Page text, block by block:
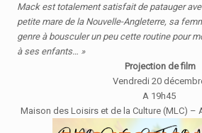
Mack est totalement satisfait de patauger
petite mare de la Nouvelle-Angleterre, sa
genre à bousculer un peu cette routine pour
à ses enfants… »
Projection de film
Vendredi 20
A 19h45
Maison des Loisirs et de la Culture (MLC) –